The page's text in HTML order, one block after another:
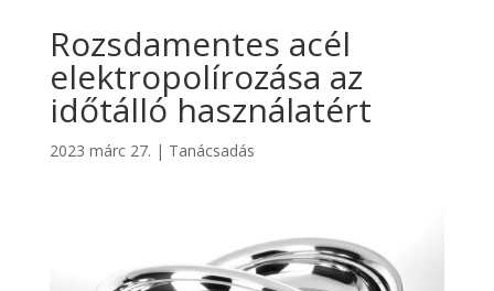
Rozsdamentes acél
elektropolírozása az
időtálló használatért
2023 márc 27. | Tanácsadás